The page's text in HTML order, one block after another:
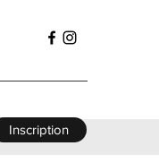
Inscription